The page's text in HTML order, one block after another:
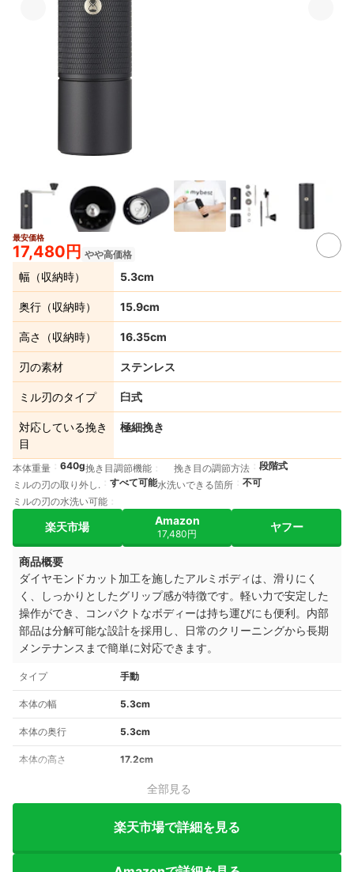
最安価格
17,480円 やや高価格
幅（収納時） 5.3cm
奥行（収納時） 15.9cm
高さ（収納時） 16.35cm
刃の素材 ステンレス
ミル刃のタイプ 臼式
対応している挽き
目
極細挽き
本体重量 640g挽き目調節機能 挽き目の調節方法
段階式
ミルの刃の取り外し.
すべて可能水洗いできる箇所
不可
ミルの刃の水洗い可能
楽天市場 Amazon
17,480円
ヤフー
商品概要
ダイヤモンドカット加工を施したアルミボディは、滑りにく
く、しっかりとしたグリップ感が特徴です。軽い力で安定した
操作ができ、コンパクトなボディーは持ち運びにも便利。内部
部品は分解可能な設計を採用し、日常のクリーニングから長期
メンテナンスまで簡単に対応できます。
タイプ 手動
本体の幅 5.3cm
本体の奥行 5.3cm
本体の高さ 17.2cm
全部見る
楽天市場で詳細を見る